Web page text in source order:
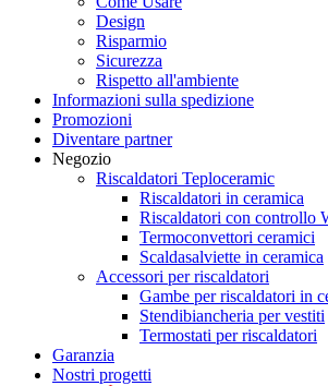
Design
Risparmio
Sicurezza
Rispetto all'ambiente
Informazioni sulla spedizione
Promozioni
Diventare partner
Negozio
Riscaldatori Teploceramic
Riscaldatori in ceramica
Riscaldatori con controllo
Termoconvettori ceramici
Scaldasalviette in ceramica
Accessori per riscaldatori
Gambe per riscaldatori in
Stendibiancheria per vestiti
Termostati per riscaldatori
Garanzia
Nostri progetti